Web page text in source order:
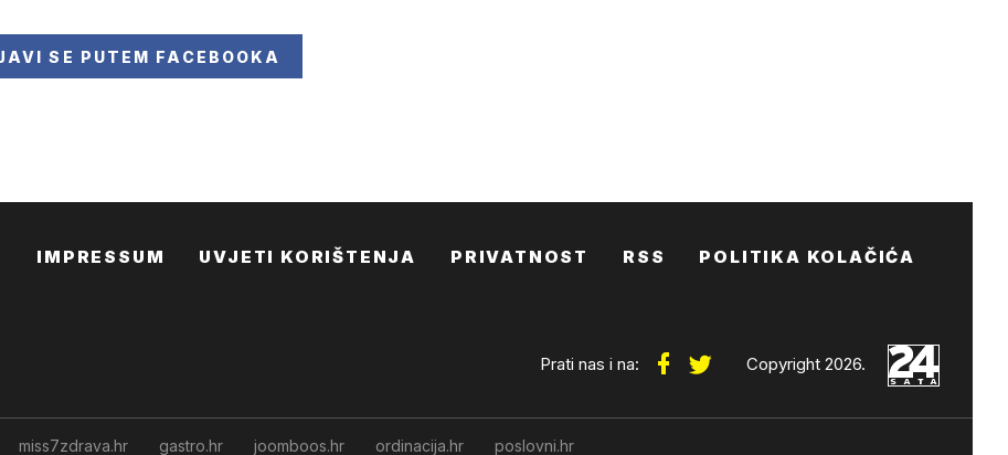
SE PUTEM FACEBOOKA
IMPRESSUM UVJETI KORIŠTENJA PRIVATNOST RSS POLITIKA KOLAČIĆA
Prati nas i na: Copyright 2026.
miss7zdrava.hr gastro.hr joomboos.hr ordinacija.hr
poslovni.hr